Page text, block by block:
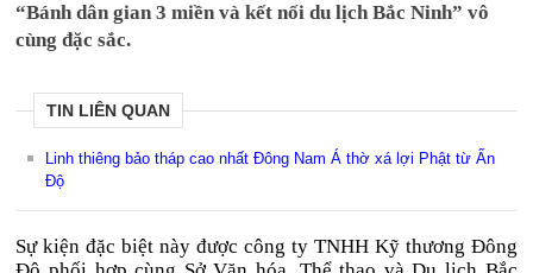
“Bánh dân gian 3 miền và kết nối du lịch Bắc Ninh” vô
cùng đặc sắc.
TIN LIÊN QUAN
Linh thiêng bảo tháp cao nhất Đông Nam Á thờ xá lợi Phật từ Ấn
Độ
Sự kiện đặc biệt này được công ty TNHH Kỹ thương Đông